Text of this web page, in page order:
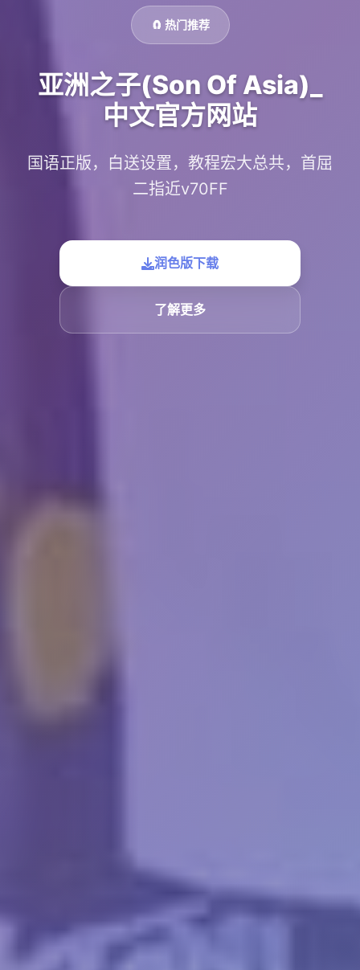
🧲 热门推荐
亚洲之子(Son Of Asia)_
中文官方网站
国语正版，白送设置，教程宏大总共，首屈
二指近v70FF
润色版下载
了解更多